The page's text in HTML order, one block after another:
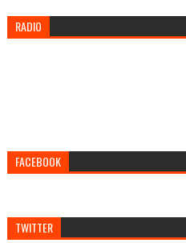
RADIO
FACEBOOK
TWITTER